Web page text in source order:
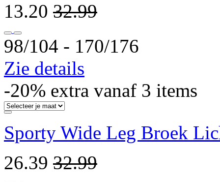
13.20 32.99
98/104 ‐ 170/176
Zie details
-20% extra vanaf 3 items
Sporty Wide Leg Broek
26.39 32.99